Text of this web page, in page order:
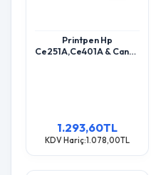
Printpen Hp
Ce251A,Ce401A & Canon
1.293,60TL
KDV Hariç:1.078,00TL